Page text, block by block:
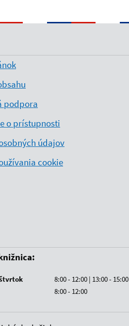
podpora
o prístupnosti
údajov
cookie
8:00 - 12:00 | 13:00 - 15:00
8:00 - 12:00